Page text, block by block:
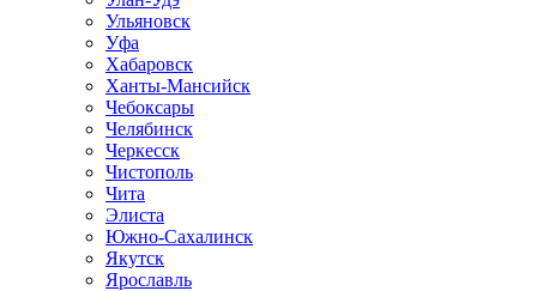
Ульяновск
Уфа
Хабаровск
Ханты-Мансийск
Чебоксары
Челябинск
Черкесск
Чистополь
Чита
Элиста
Южно-Сахалинск
Якутск
Ярославль